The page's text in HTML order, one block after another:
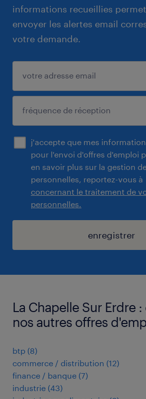
informations recueillies
envoyer les alertes email
votre demande.
j'accepte que mes
pour l'envoi d'offres d'emploi
en savoir plus sur la gestion
personnelles, reportez-vous à
concernant le traitement de
personnelles.
enregistrer
La Chapelle Sur Erdre
nos autres offres
btp (8)
commerce / distribution (12)
finance / banque (7)
industrie (43)